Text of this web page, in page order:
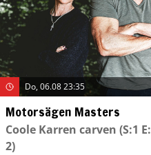
Do, 06.08 23:35
Motorsägen Masters
Coole Karren carven (S:1 E:
2)